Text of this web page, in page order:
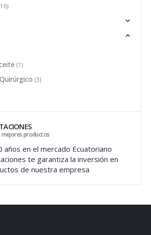
(1)
(3)
mejores productos
años en el mercado Ecuatoriano
te garantiza la inversión en
de nuestra empresa